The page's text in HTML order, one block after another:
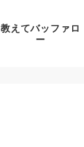
教えてバッファロ
ー